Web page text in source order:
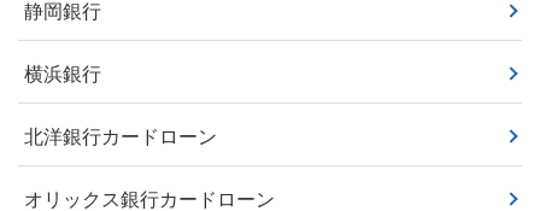
静岡銀行
横浜銀行
北洋銀行カードローン
オリックス銀行カードローン